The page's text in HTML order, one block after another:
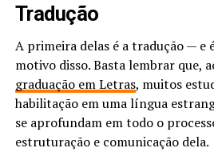
Tradução
A primeira delas é a tradução — e
motivo disso. Basta lembrar que,
graduação em Letras, muitos
habilitação em uma língua
se aprofundam em todo o
estruturação e comunicação dela.